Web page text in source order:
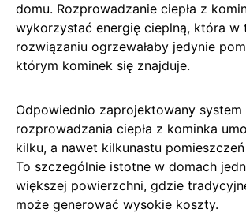
domu. Rozprowadzanie ciepła z
wykorzystać energię cieplną, która w
rozwiązaniu ogrzewałaby jedynie
którym kominek się znajduje.
Odpowiednio zaprojektowany system
rozprowadzania ciepła z kominka
kilku, a nawet kilkunastu
To szczególnie istotne w domach
większej powierzchni, gdzie
może generować wysokie koszty.